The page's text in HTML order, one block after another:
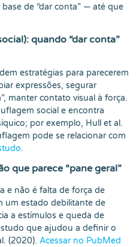
de “dar conta” — até que
quando “dar conta”
estratégias para parecerem
expressões, segurar
manter contato visual à força.
social e encontra
por exemplo, Hull et al.
pode se relacionar com
.
que parece “pane geral”
e não é falta de força de
um estado debilitante de
a estímulos e queda de
que ajudou a definir o
(2020). Acessar no PubMed